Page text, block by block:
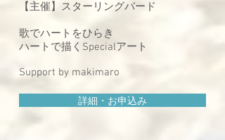
【主催】スターリングバード
歌でハートをひらき
ハートで描くSpecialアート
Support by makimaro
詳細・お申込み